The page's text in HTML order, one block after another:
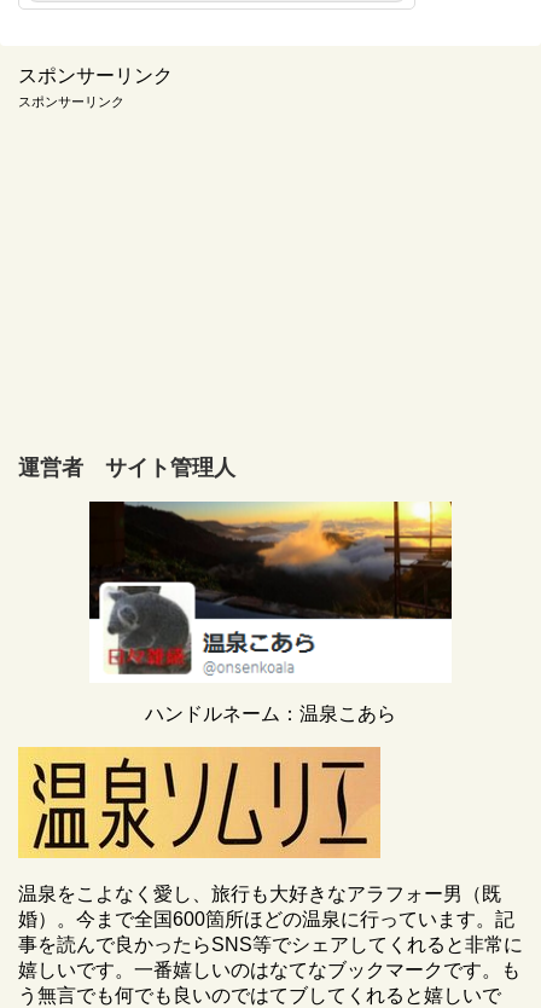
スポンサーリンク
スポンサーリンク
運営者 サイト管理人
ハンドルネーム：温泉こあら
温泉をこよなく愛し、旅行も大好きなアラフォー男（既
婚）。今まで全国600箇所ほどの温泉に行っています。記
事を読んで良かったらSNS等でシェアしてくれると非常に
嬉しいです。一番嬉しいのはなてなブックマークです。も
う無言でも何でも良いのではてブしてくれると嬉しいで